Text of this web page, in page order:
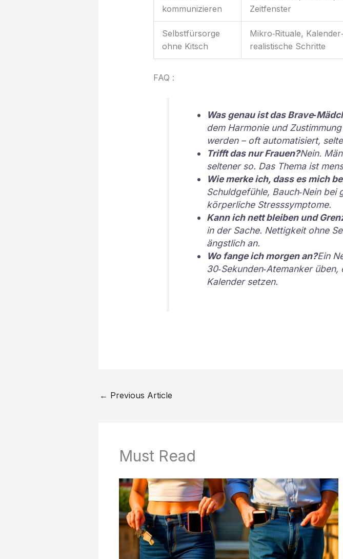
kommunizieren
Zeitfenster
Selbstfürsorge
ohne Kitsch
Mikro‑Rituale,
realistische Schritte
FAQ :
Was genau ist das
dem Harmonie und
werden – oft automatisiert,
Trifft das nur Frauen?Nein.
seltener so. Das Thema ist
Wie merke ich, dass es mich
Schuldgefühle, Bauch‑Nein bei
körperliche Stresssymptome.
Kann ich nett bleiben und
in der Sache. Nettigkeit ohne
ängstlich an.
Wo fange ich morgen an?Ein
30‑Sekunden‑Atemanker
Kalender setzen.
← Previous Article
Must Read